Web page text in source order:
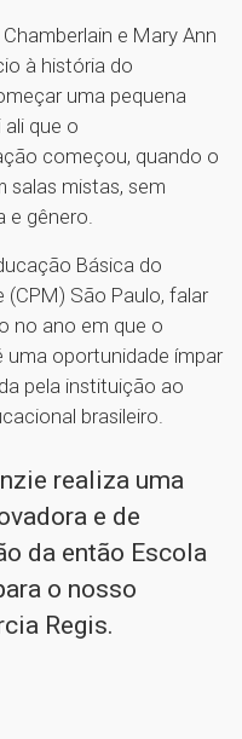
e Mary Ann
à história do
uma pequena
que o
começou, quando o
salas mistas, sem
e gênero.
Básica do
São Paulo, falar
no ano em que o
oportunidade ímpar
pela instituição ao
brasileiro.
realiza uma
e de
da então Escola
o nosso
Regis.